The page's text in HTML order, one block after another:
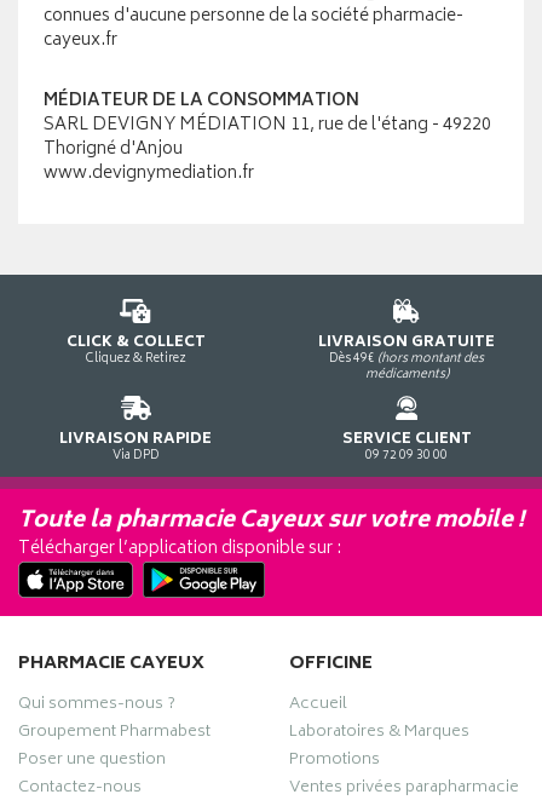
connues d'aucune personne de la société pharmacie-
cayeux.fr
MÉDIATEUR DE LA CONSOMMATION
SARL DEVIGNY MÉDIATION 11, rue de l'étang - 49220
Thorigné d'Anjou
www.devignymediation.fr
CLICK & COLLECT
Cliquez & Retirez
LIVRAISON GRATUITE
Dès 49€ (hors montant des
médicaments)
LIVRAISON RAPIDE
Via DPD
SERVICE CLIENT
09 72 09 30 00
Toute la pharmacie Cayeux sur votre mobile !
Télécharger l’application disponible sur :
PHARMACIE CAYEUX
Qui sommes-nous ?
Groupement Pharmabest
Poser une question
Contactez-nous
OFFICINE
Accueil
Laboratoires & Marques
Promotions
Ventes privées parapharmacie